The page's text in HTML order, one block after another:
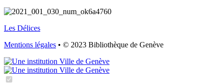
Les Délices
Mentions légales • © 2023 Bibliothèque de Genève